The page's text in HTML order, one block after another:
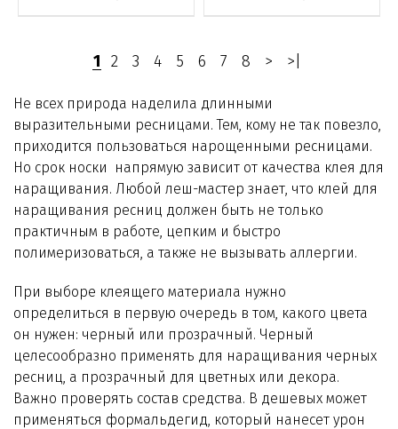
1 2 3 4 5 6 7 8 > >|
Не всех природа наделила длинными
выразительными ресницами. Тем, кому не так повезло,
приходится пользоваться нарощенными ресницами.
Но срок носки напрямую зависит от качества клея для
наращивания. Любой леш-мастер знает, что клей для
наращивания ресниц должен быть не только
практичным в работе, цепким и быстро
полимеризоваться, а также не вызывать аллергии.
При выборе клеящего материала нужно
определиться в первую очередь в том, какого цвета
он нужен: черный или прозрачный. Черный
целесообразно применять для наращивания черных
ресниц, а прозрачный для цветных или декора.
Важно проверять состав средства. В дешевых может
применяться формальдегид, который нанесет урон